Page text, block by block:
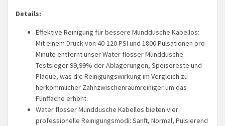
Details:
Effektive Reinigung für bessere Munddusche Kabellos:
Mit einem Druck von 40-120 PSI und 1800 Pulsationen pro
Minute entfernt unser Water flosser Munddusche
Testsieger 99,99% der Ablagerungen, Speisereste und
Plaque, was die Reinigungswirkung im Vergleich zu
herkömmlicher Zahnzwischenraumreiniger um das
Fünffache erhöht.
Water flosser Munddusche Kabellos bieten vier
professionelle Reinigungsmodi: Sanft, Normal, Pulsierend